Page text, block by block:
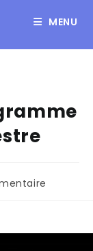
MENU